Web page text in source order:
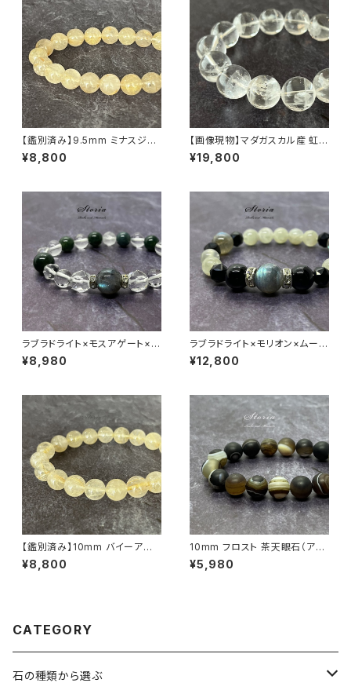
【鑑別済み】9.5mm ミナスジェ
ライス州産 ゴールデン ルチルク
ォーツ ブレスレット【画像現物・
¥8,800
【画像現物】マダガスカル産 虹入
りアイリスクォーツ 15mm ブレ
スレット【M07146】
¥19,800
ラブラドライト×モスアゲート×ヒ
マラヤ水晶ブレスレット
¥8,980
ラブラドライト×モリオン×ムーン
ストーン ブレスレット
¥12,800
【鑑別済み】10mm バイーア州
産 ゴールデン ルチルクォーツ ブ
レスレット【画像現物・RT02】
¥8,800
10mm フロスト 茶天眼石（アイ
アゲート）ブレスレット
¥5,980
CATEGORY
石の種類から選ぶ